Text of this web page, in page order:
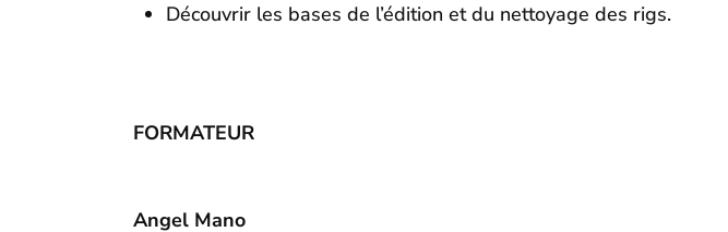
Découvrir les bases de l’édition et du nettoyage des rigs.
FORMATEUR
Angel Mano